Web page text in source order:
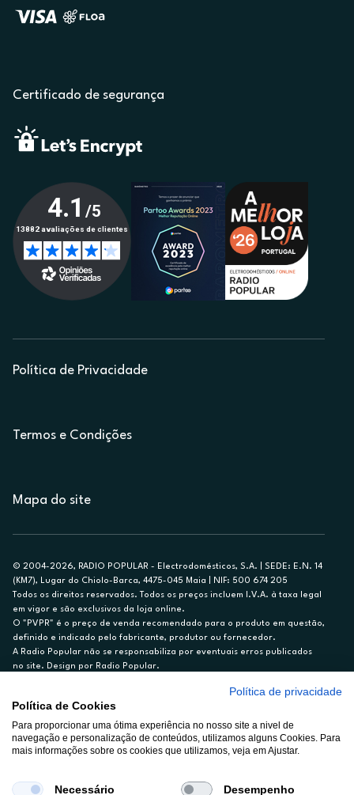
Certificado de segurança
Política de Privacidade
Termos e Condições
Mapa do site
© 2004-2026, RADIO POPULAR - Electrodomésticos, S.A. | SEDE: E.N. 14
(KM7), Lugar do Chiolo-Barca, 4475-045 Maia | NIF: 500 674 205
Todos os direitos reservados. Todos os preços incluem I.V.A. à taxa legal
em vigor e são exclusivos da loja online.
O "PVPR" é o preço de venda recomendado para o produto em questão,
definido e indicado pelo fabricante, produtor ou fornecedor.
A Radio Popular não se responsabiliza por eventuais erros publicados
no site. Design por Radio Popular.
Ex. para limite de crédito de €1.500, reembolsado em 12 meses, TAN
14,79%.
Crédito sujeito a aprovação pelo Cetelem, marca BNP Paribas Personal
Finance, S.A., Sucursal em Portugal. Informe-se no 21 721 90 00 (dias
A Rádio Popular – Eletrodomésticos S.A. (Registo BdP848) atua como
Política de privacidade
Política de Cookies
Para proporcionar uma ótima experiência no nosso site a nivel de
navegação e personalização de conteúdos, utilizamos alguns Cookies. Para
mais informações sobre os cookies que utilizamos, veja em Ajustar.
Necessário Desempenho